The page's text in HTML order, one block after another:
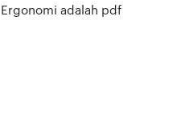
Ergonomi adalah pdf